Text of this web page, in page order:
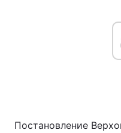
Постановление